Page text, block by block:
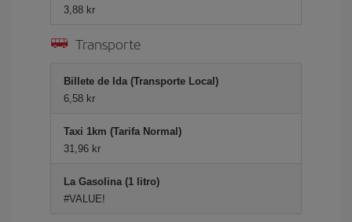
3,88 kr
Transporte
Billete de Ida (Transporte Local)
6,58 kr
Taxi 1km (Tarifa Normal)
31,96 kr
La Gasolina (1 litro)
#VALUE!